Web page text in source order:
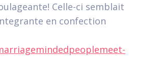
Celle-ci semblait
en confection